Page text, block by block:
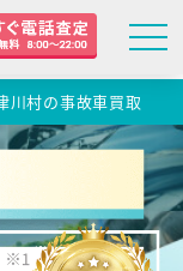
川村の事故車買取